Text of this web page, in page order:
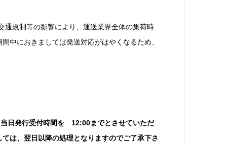
規制等の影響により、運送業界全体の集荷時
中におきましては発送対応がはやくなるため、
日発行受付時間を 12:00までとさせていただ
は、翌日以降の処理となりますのでご了承下さ